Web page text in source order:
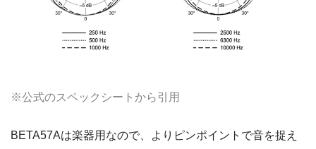
※公式のスペックシートから引用
BETA57Aは楽器用なので、よりピンポイントで音を捉え